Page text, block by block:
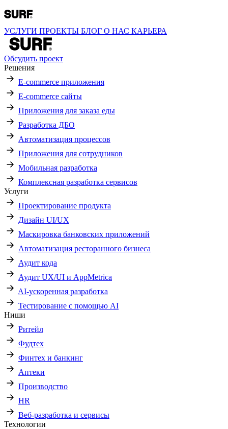
УСЛУГИ ПРОЕКТЫ БЛОГ О НАС КАРЬЕРА
Обсудить проект
Решения
E-commerce приложения
E-commerce сайты
Приложения для заказа еды
Разработка ДБО
Автоматизация процессов
Приложения для сотрудников
Мобильная разработка
Комплексная разработка сервисов
Услуги
Проектирование продукта
Дизайн UI/UX
Маскировка банковских приложений
Автоматизация ресторанного бизнеса
Аудит кода
Аудит UX/UI и AppMetrica
AI-ускоренная разработка
Тестирование с помощью AI
Ниши
Ритейл
Фудтех
Финтех и банкинг
Аптеки
Производство
HR
Веб-разработка и сервисы
Технологии